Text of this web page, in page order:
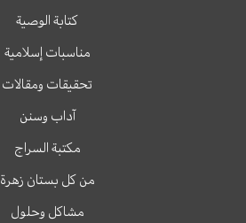
كتابة الوصية
مناسبات إسلامية
تحقيقات ومقالات
آداب وسنن
مكتبة السراج
من كل بستان زهرة
مشاكل وحلول